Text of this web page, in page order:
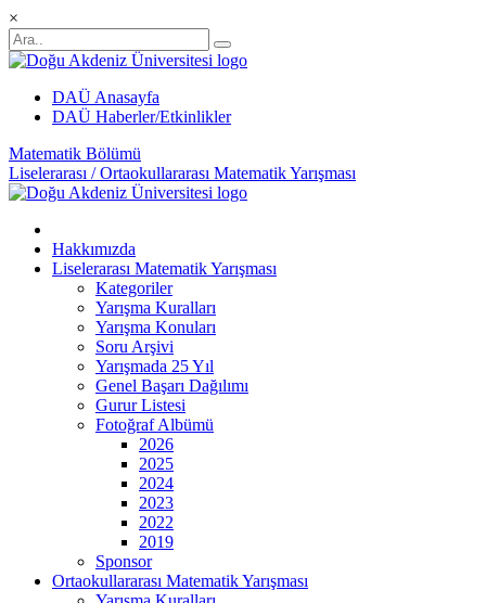
×
DAÜ Anasayfa
DAÜ Haberler/Etkinlikler
Matematik Bölümü
Liselerarası / Ortaokullararası Matematik Yarışması
Hakkımızda
Liselerarası Matematik Yarışması
Kategoriler
Yarışma Kuralları
Yarışma Konuları
Soru Arşivi
Yarışmada 25 Yıl
Genel Başarı Dağılımı
Gurur Listesi
Fotoğraf Albümü
2026
2025
2024
2023
2022
2019
Sponsor
Ortaokullararası Matematik Yarışması